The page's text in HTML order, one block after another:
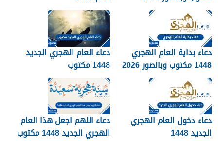
دعاء بداية العام الهجري
1448 مكتوب وبالصور 2026
دعاء العام الهجري الجديد
1448 مكتوب
دعاء دخول العام الهجري
الجديد 1448
دعاء اللهم اجعل هذا العام
الهجري الجديد 1448 مكتوب